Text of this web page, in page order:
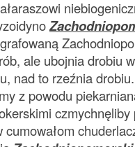
ale ubojnia drobiu
nad to rzeźnia
z powodu